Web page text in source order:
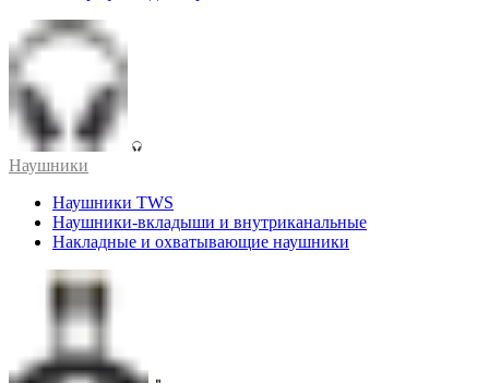
Наушники
Наушники TWS
Наушники-вкладыши и внутриканальные
Накладные и охватывающие наушники